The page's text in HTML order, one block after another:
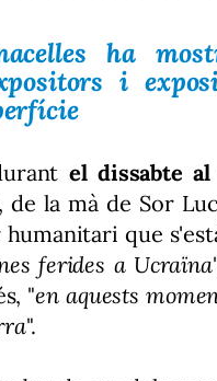
ha
i
el dissabte
, de la mà de Sor
que
ferides a Ucraïna
"en aquests
".